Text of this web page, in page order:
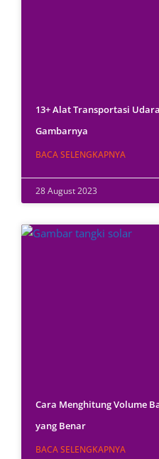
13+ Alat Transportasi
Gambarnya
BACA SELENGKAPNYA
28 August 2023
Cara Menghitung Volume
yang Benar
BACA SELENGKAPNYA